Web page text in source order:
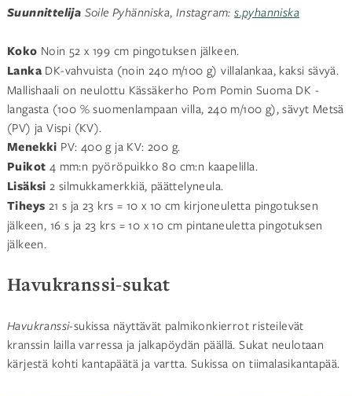
Suunnittelija Soile Pyhänniska, Instagram:s.pyhanniska
Koko Noin 52 x 199 cm pingotuksen jälkeen.
Lanka DK-vahvuista (noin 240 m/100 g) villalankaa, kaksi sävyä.
Mallishaali on neulottu Kässäkerho Pom Pomin Suoma DK -
langasta (100 % suomenlampaan villa, 240 m/100 g), sävyt Metsä
(PV) ja Vispi (KV).
Menekki PV: 400 g ja KV: 200 g.
Puikot 4 mm:n pyöröpuikko 80 cm:n kaapelilla.
Lisäksi2 silmukkamerkkiä, päättelyneula.
Tiheys 21 s ja 23 krs = 10 x 10 cm kirjoneuletta pingotuksen
jälkeen, 16 s ja 23 krs = 10 x 10 cm pintaneuletta pingotuksen
jälkeen.
Havukranssi-sukat
Havukranssi-sukissa näyttävät palmikonkierrot risteilevät
kranssin lailla varressa ja jalkapöydän päällä. Sukat neulotaan
kärjestä kohti kantapäätä ja vartta. Sukissa on tiimalasikantapää.